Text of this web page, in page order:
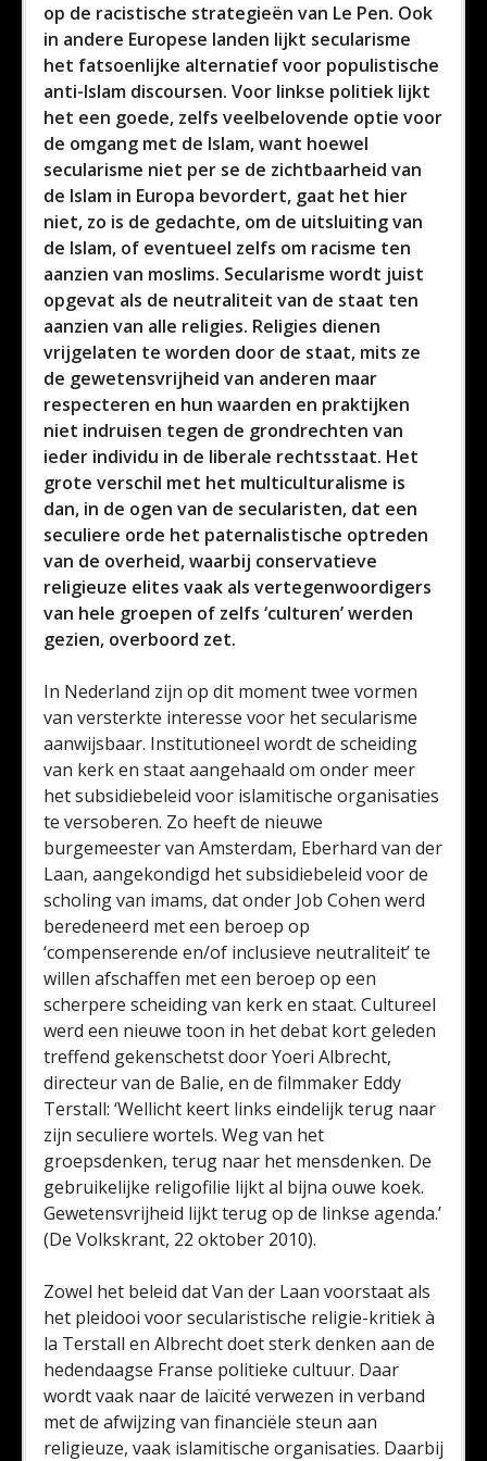
op de racistische strategieën van Le Pen. Ook
in andere Europese landen lijkt secularisme
het fatsoenlijke alternatief voor populistische
anti-Islam discoursen. Voor linkse politiek lijkt
het een goede, zelfs veelbelovende optie voor
de omgang met de Islam, want hoewel
secularisme niet per se de zichtbaarheid van
de Islam in Europa bevordert, gaat het hier
niet, zo is de gedachte, om de uitsluiting van
de Islam, of eventueel zelfs om racisme ten
aanzien van moslims. Secularisme wordt juist
opgevat als de neutraliteit van de staat ten
aanzien van alle religies. Religies dienen
vrijgelaten te worden door de staat, mits ze
de gewetensvrijheid van anderen maar
respecteren en hun waarden en praktijken
niet indruisen tegen de grondrechten van
ieder individu in de liberale rechtsstaat. Het
grote verschil met het multiculturalisme is
dan, in de ogen van de secularisten, dat een
seculiere orde het paternalistische optreden
van de overheid, waarbij conservatieve
religieuze elites vaak als vertegenwoordigers
van hele groepen of zelfs ‘culturen’ werden
gezien, overboord zet.
In Nederland zijn op dit moment twee vormen
van versterkte interesse voor het secularisme
aanwijsbaar. Institutioneel wordt de scheiding
van kerk en staat aangehaald om onder meer
het subsidiebeleid voor islamitische organisaties
te versoberen. Zo heeft de nieuwe
burgemeester van Amsterdam, Eberhard van der
Laan, aangekondigd het subsidiebeleid voor de
scholing van imams, dat onder Job Cohen werd
beredeneerd met een beroep op
‘compenserende en/of inclusieve neutraliteit’ te
willen afschaffen met een beroep op een
scherpere scheiding van kerk en staat. Cultureel
werd een nieuwe toon in het debat kort geleden
treffend gekenschetst door Yoeri Albrecht,
directeur van de Balie, en de filmmaker Eddy
Terstall: ‘Wellicht keert links eindelijk terug naar
zijn seculiere wortels. Weg van het
groepsdenken, terug naar het mensdenken. De
gebruikelijke religofilie lijkt al bijna ouwe koek.
Gewetensvrijheid lijkt terug op de linkse agenda.’
(De Volkskrant, 22 oktober 2010).
Zowel het beleid dat Van der Laan voorstaat als
het pleidooi voor secularistische religie-kritiek à
la Terstall en Albrecht doet sterk denken aan de
hedendaagse Franse politieke cultuur. Daar
wordt vaak naar de laïcité verwezen in verband
met de afwijzing van financiële steun aan
religieuze, vaak islamitische organisaties. Daarbij